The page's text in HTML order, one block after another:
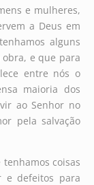
e mulheres,
a Deus em
alguns
e que para
entre nós o
maioria dos
ao Senhor no
pela salvação
coisas
e defeitos para